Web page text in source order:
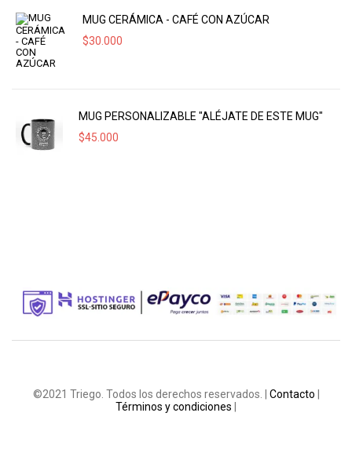
MUG CERÁMICA - CAFÉ CON AZÚCAR
$30.000
MUG PERSONALIZABLE "ALÉJATE DE ESTE MUG"
$45.000
©2021 Triego. Todos los derechos reservados. | Contacto
Términos y condiciones